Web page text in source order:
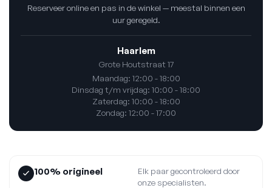
Reserveer online en pas in de winkel — meestal binnen een
uur geregeld.
Haarlem
Grote Houtstraat 17
Maandag: 12:00 - 18:00
Dinsdag t/m vrijdag: 10:00 - 18:00
Zaterdag: 10:00 - 18:00
Zondag: 12:00 - 17:00
100% origineel
Elk paar gecontroleerd door
onze specialisten.